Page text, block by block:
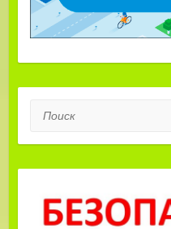
Поиск